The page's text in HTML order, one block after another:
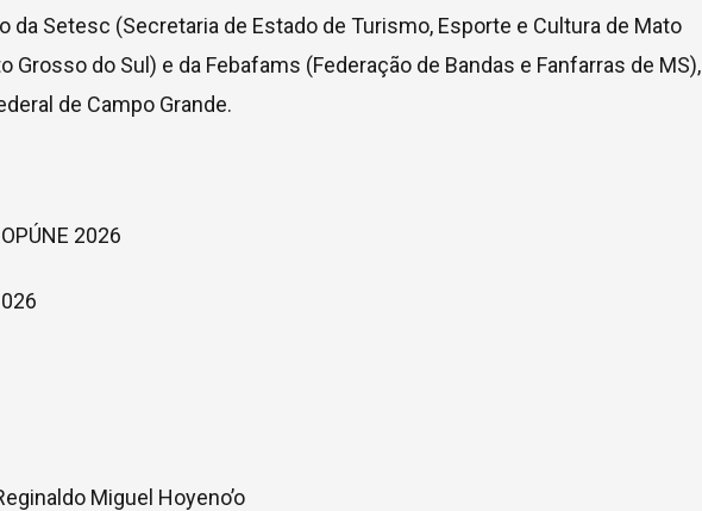
Setesc (Secretaria de Estado de Turismo, Esporte e Cultura de Mato
Grosso do Sul) e da Febafams (Federação de Bandas e Fanfarras de MS),
de Campo Grande.
2026
Miguel Hoyeno’o